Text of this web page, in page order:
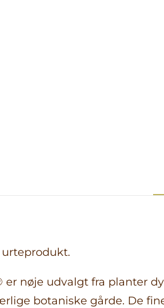
er nøje udvalgt fra planter
botaniske gårde. De